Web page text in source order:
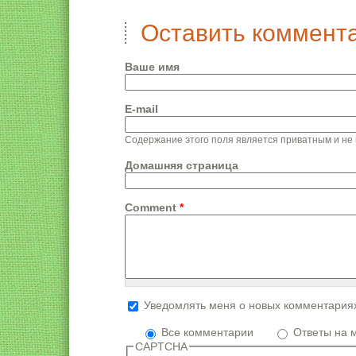
Оставить
Ваше имя
E-mail
Содержание этого поля является приватным и не
Домашняя страница
Comment *
Адреса страниц и электронной
Уведомлять меня о новых
Все комментарии
Ответы на
CAPTCHA